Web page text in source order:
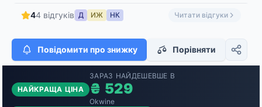
44 відгуків Д ИЖ НК Читати відгуки
Повідомити про знижку Порівняти
НАЙКРАЩА ЦІНА
ЗАРАЗ НАЙДЕШЕВШЕ В
₴ 529
Okwine